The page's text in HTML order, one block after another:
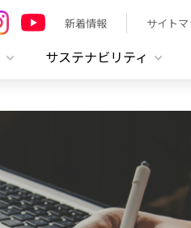
新着情報 サイト
サステナビリティ